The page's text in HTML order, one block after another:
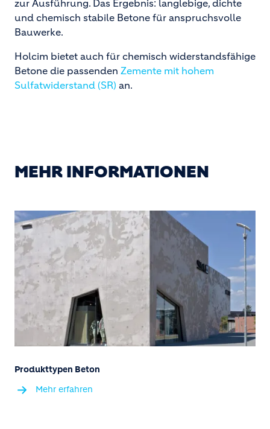
zur Ausführung. Das Ergebnis: langlebige, dichte
und chemisch stabile Betone für anspruchsvolle
Bauwerke.
Holcim bietet auch für chemisch widerstandsfähige
Betone die passenden Zemente mit hohem
Sulfatwiderstand (SR) an.
MEHR INFORMATIONEN
Produkttypen Beton
Mehr erfahren